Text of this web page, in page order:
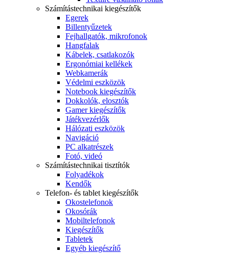
Számítástechnikai kiegészítők
Egerek
Billentyűzetek
Fejhallgatók, mikrofonok
Hangfalak
Kábelek, csatlakozók
Ergonómiai kellékek
Webkamerák
Védelmi eszközök
Notebook kiegészítők
Dokkolók, elosztók
Gamer kiegészítők
Játékvezérlők
Hálózati eszközök
Navigáció
PC alkatrészek
Fotó, videó
Számítástechnikai tisztítók
Folyadékok
Kendők
Telefon- és tablet kiegészítők
Okostelefonok
Okosórák
Mobiltelefonok
Kiegészítők
Tabletek
Egyéb kiegészítő